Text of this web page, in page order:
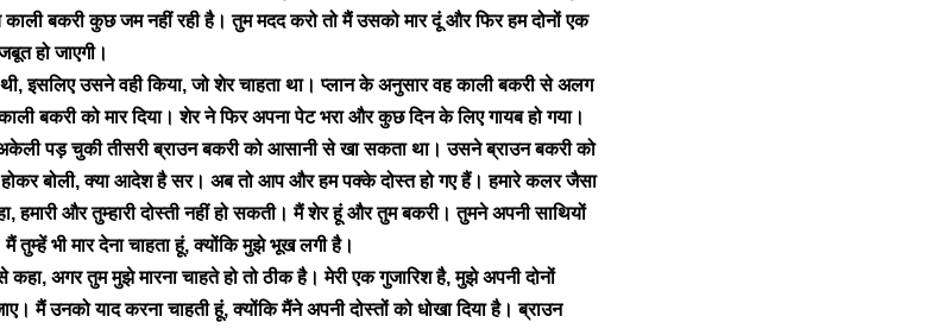
बकरी कुछ जम नहीं रही है। तुम मदद करो तो मैं उसको मार दूं और फिर हम दोनों एक
हो जाएगी।
इसलिए उसने वही किया, जो शेर चाहता था। प्लान के अनुसार वह काली बकरी से अलग
बकरी को मार दिया। शेर ने फिर अपना पेट भरा और कुछ दिन के लिए गायब हो गया।
पड़ चुकी तीसरी ब्राउन बकरी को आसानी से खा सकता था। उसने ब्राउन बकरी को
बोली, क्या आदेश है सर। अब तो आप और हम पक्के दोस्त हो गए हैं। हमारे कलर जैसा
हमारी और तुम्हारी दोस्ती नहीं हो सकती। मैं शेर हूं और तुम बकरी। तुमने अपनी साथियों
तुम्हें भी मार देना चाहता हूं, क्योंकि मुझे भूख लगी है।
अगर तुम मुझे मारना चाहते हो तो ठीक है। मेरी एक गुजारिश है, मुझे अपनी दोनों
मैं उनको याद करना चाहती हूं, क्योंकि मैंने अपनी दोस्तों को धोखा दिया है। ब्राउन